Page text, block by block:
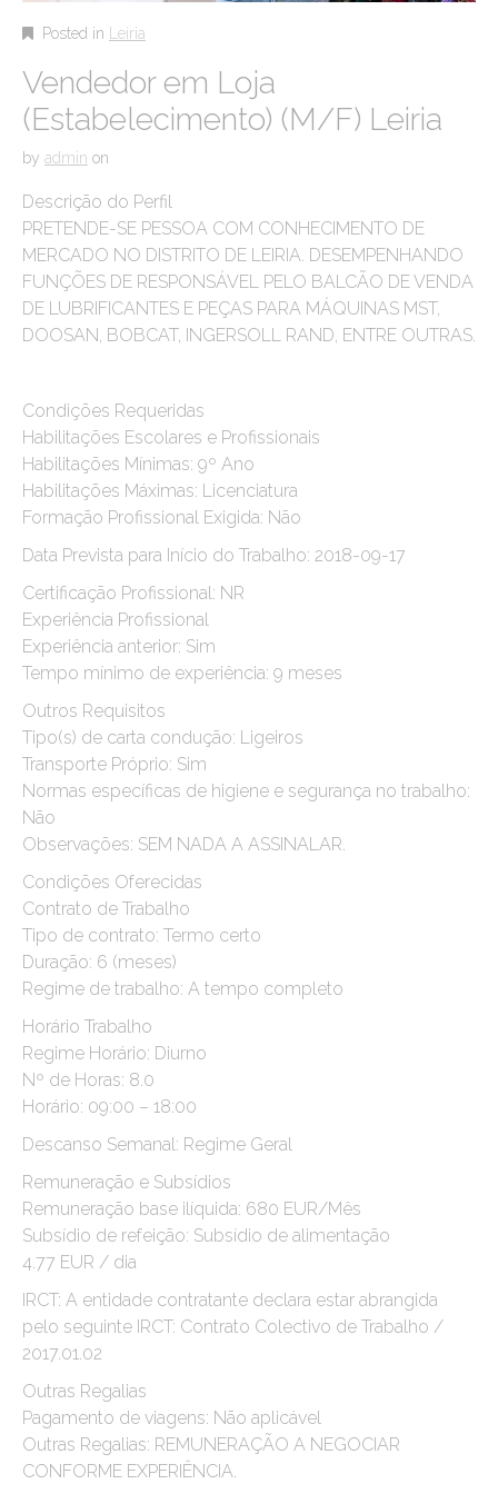
Posted in Leiria
Vendedor em Loja
(Estabelecimento) (M/F) Leiria
by admin on
Descrição do Perfil
PRETENDE-SE PESSOA COM CONHECIMENTO DE
MERCADO NO DISTRITO DE LEIRIA. DESEMPENHANDO
FUNÇÕES DE RESPONSÁVEL PELO BALCÃO DE VENDA
DE LUBRIFICANTES E PEÇAS PARA MÁQUINAS MST,
DOOSAN, BOBCAT, INGERSOLL RAND, ENTRE OUTRAS.
Condições Requeridas
Habilitações Escolares e Profissionais
Habilitações Mínimas: 9º Ano
Habilitações Máximas: Licenciatura
Formação Profissional Exigida: Não
Data Prevista para Início do Trabalho: 2018-09-17
Certificação Profissional: NR
Experiência Profissional
Experiência anterior: Sim
Tempo mínimo de experiência: 9 meses
Outros Requisitos
Tipo(s) de carta condução: Ligeiros
Transporte Próprio: Sim
Normas específicas de higiene e segurança no trabalho:
Não
Observações: SEM NADA A ASSINALAR.
Condições Oferecidas
Contrato de Trabalho
Tipo de contrato: Termo certo
Duração: 6 (meses)
Regime de trabalho: A tempo completo
Horário Trabalho
Regime Horário: Diurno
Nº de Horas: 8.0
Horário: 09:00 – 18:00
Descanso Semanal: Regime Geral
Remuneração e Subsídios
Remuneração base ilíquida: 680 EUR/Mês
Subsídio de refeição: Subsídio de alimentação
4.77 EUR / dia
IRCT: A entidade contratante declara estar abrangida
pelo seguinte IRCT: Contrato Colectivo de Trabalho /
2017.01.02
Outras Regalias
Pagamento de viagens: Não aplicável
Outras Regalias: REMUNERAÇÃO A NEGOCIAR
CONFORME EXPERIÊNCIA.